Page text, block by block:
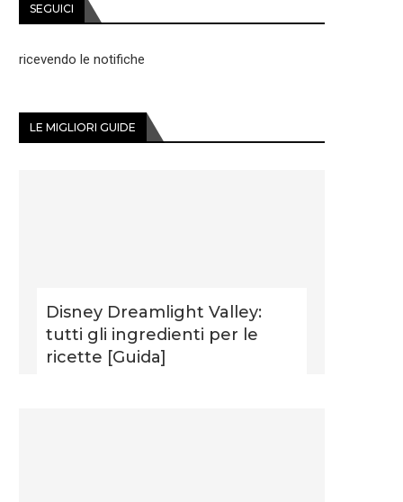
SEGUICI
ricevendo le notifiche
LE MIGLIORI GUIDE
Disney Dreamlight Valley:
tutti gli ingredienti per le
ricette [Guida]